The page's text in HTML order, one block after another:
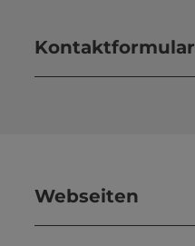
Kontaktformular
Webseiten